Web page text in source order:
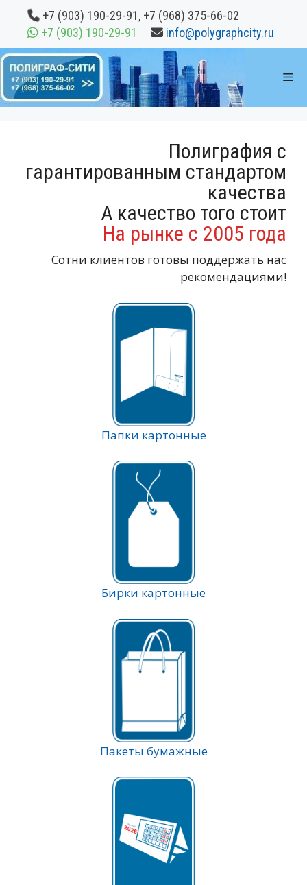
Перейти
содержимому
+7 (903) 190-29-91, +7 (968) 375-66-02
+7 (903) 190-29-91
info@polygraphcity.ru
Полиграфия с
гарантированным стандартом
качества
А качество того стоит
На рынке с 2005 года
Сотни клиентов готовы поддержать нас
рекомендациями!
Папки картонные
Бирки картонные
Пакеты бумажные